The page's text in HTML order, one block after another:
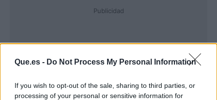
Que.es - Do Not Process My Personal Information
If you wish to opt-out of the sale, sharing to third parties, or
processing of your personal or sensitive information for
Publicidad